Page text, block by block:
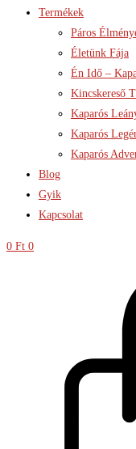
Termékek
Páros
Életünk Fája
Én Idő –
Kincskereső
Kaparós
Kaparós
Kaparós
Blog
Gyik
Kapcsolat
0 Ft 0